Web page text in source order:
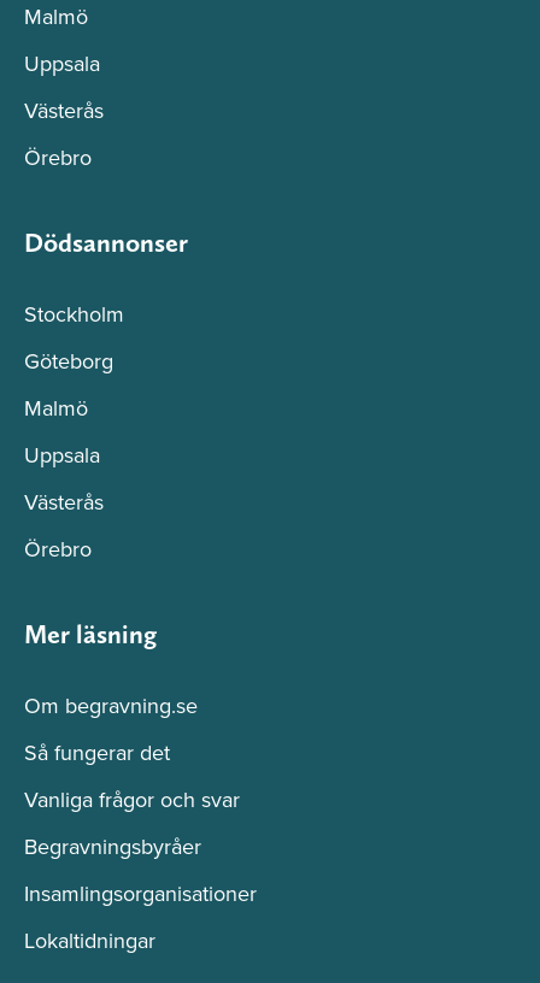
Malmö
Uppsala
Västerås
Örebro
Dödsannonser
Stockholm
Göteborg
Malmö
Uppsala
Västerås
Örebro
Mer läsning
Om begravning.se
Så fungerar det
Vanliga frågor och svar
Begravningsbyråer
Insamlingsorganisationer
Lokaltidningar